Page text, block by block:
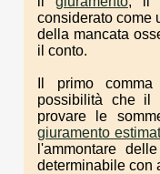
considerato come
della mancata
il conto.
Il primo
possibilità che il
provare le
giuramento
l'ammontare
determinabile con